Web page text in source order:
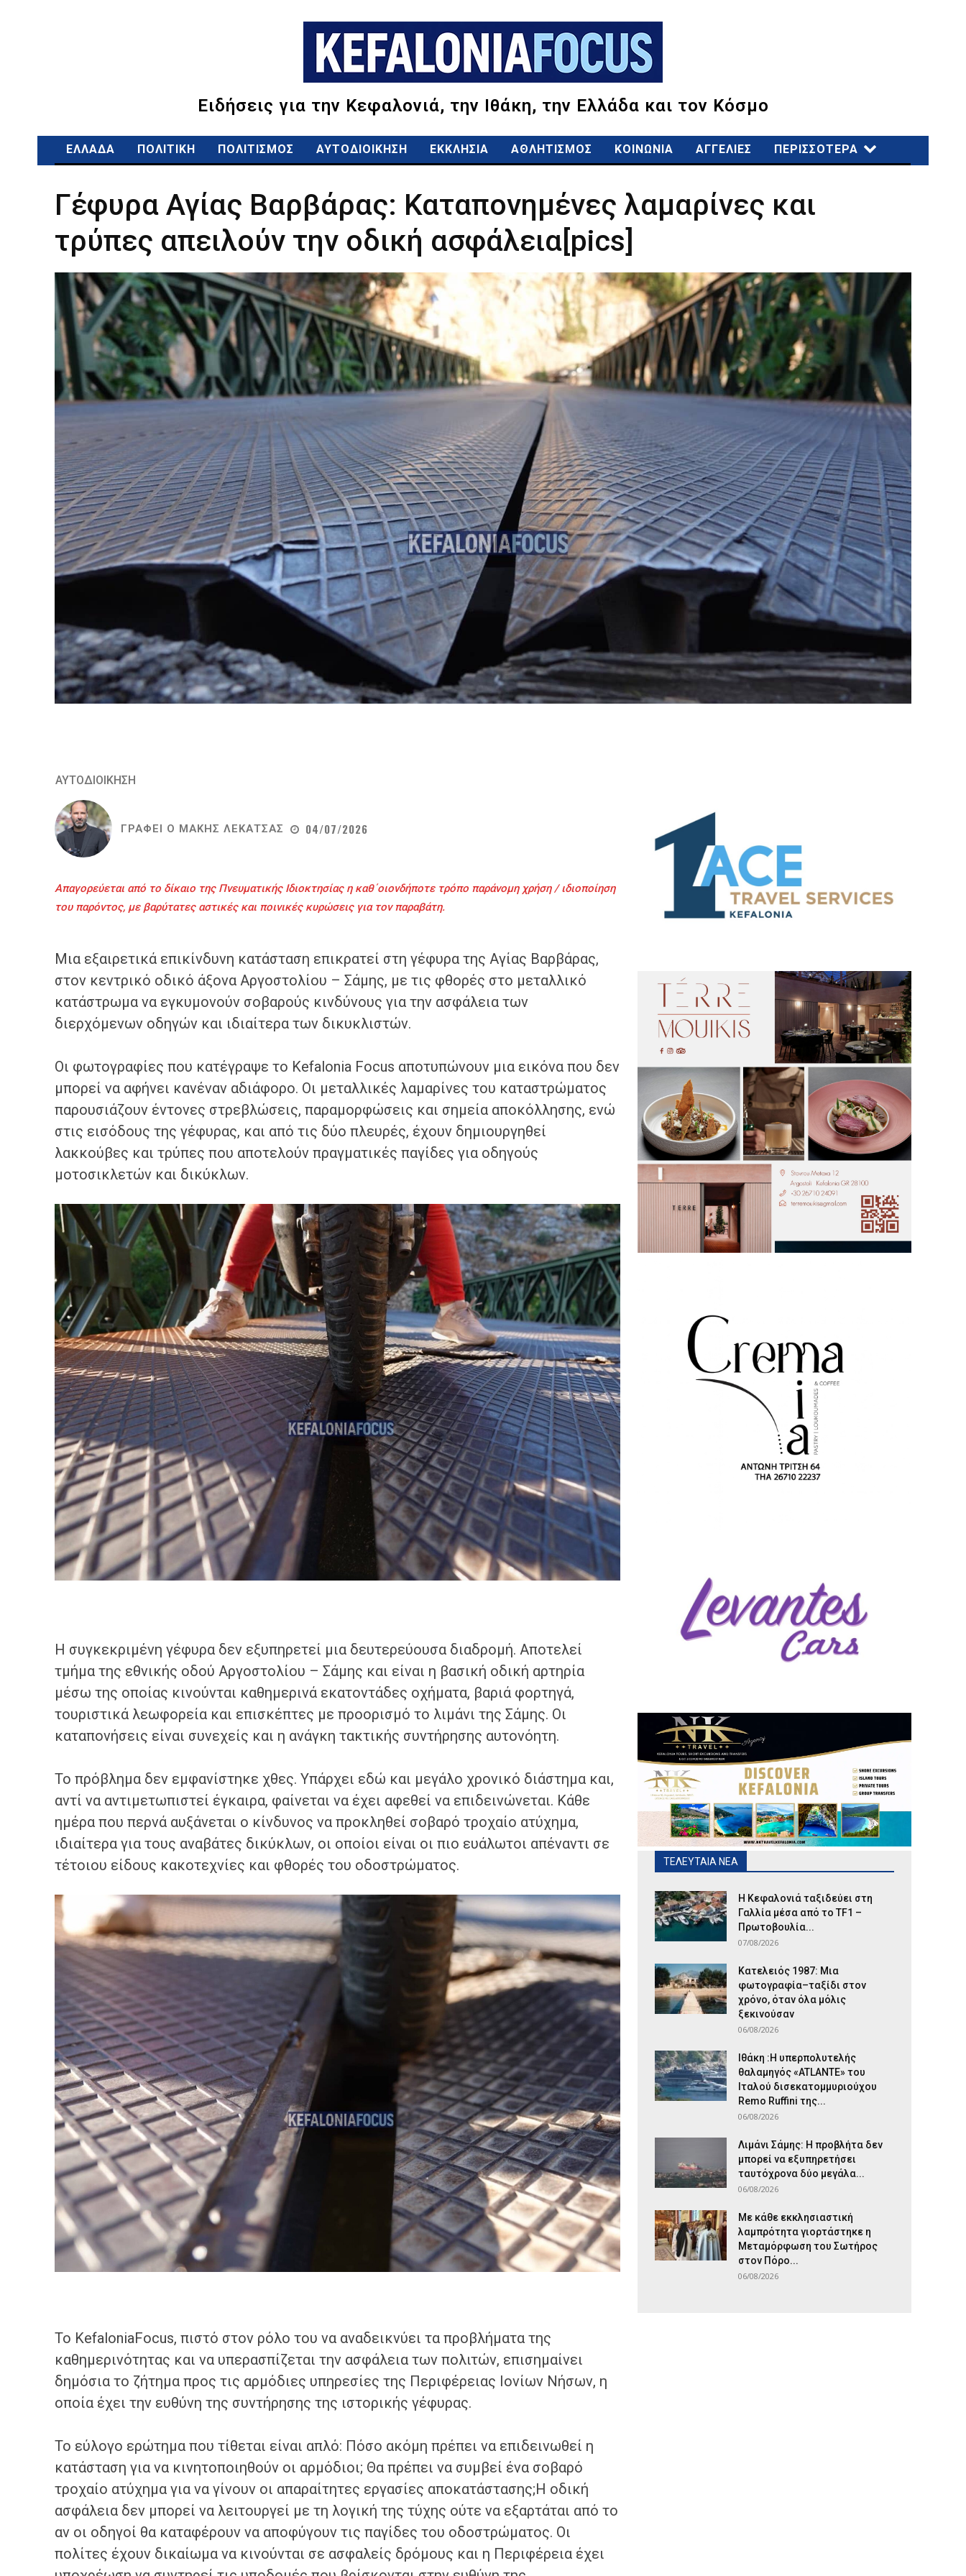
Ειδήσεις για την Κεφαλονιά, την Ιθάκη, την Ελλάδα και τον Κόσμο
ΕΛΛΑΔΑ ΠΟΛΙΤΙΚΗ ΠΟΛΙΤΙΣΜΟΣ ΑΥΤΟΔΙΟΙΚΗΣΗ ΕΚΚΛΗΣΙΑ ΑΘΛΗΤΙΣΜΟΣ ΚΟΙΝΩΝΙΑ ΑΓΓΕΛΙΕΣ ΠΕΡΙΣΣΟΤΕΡΑ
Γέφυρα Αγίας Βαρβάρας: Καταπονημένες λαμαρίνες και
τρύπες απειλούν την οδική ασφάλεια[pics]
ΑΥΤΟΔΙΟΙΚΗΣΗ
ΓΡΑΦΕΙ Ο ΜΑΚΗΣ ΛΕΚΑΤΣΑΣ 04/07/2026
Απαγορεύεται από το δίκαιο της Πνευματικής Ιδιοκτησίας η καθ΄οιονδήποτε τρόπο παράνομη χρήση / ιδιοποίηση
του παρόντος, με βαρύτατες αστικές και ποινικές κυρώσεις για τον παραβάτη.
Μια εξαιρετικά επικίνδυνη κατάσταση επικρατεί στη γέφυρα της Αγίας Βαρβάρας,
στον κεντρικό οδικό άξονα Αργοστολίου – Σάμης, με τις φθορές στο μεταλλικό
κατάστρωμα να εγκυμονούν σοβαρούς κινδύνους για την ασφάλεια των
διερχόμενων οδηγών και ιδιαίτερα των δικυκλιστών.
Οι φωτογραφίες που κατέγραψε το Kefalonia Focus αποτυπώνουν μια εικόνα που δεν
μπορεί να αφήνει κανέναν αδιάφορο. Οι μεταλλικές λαμαρίνες του καταστρώματος
παρουσιάζουν έντονες στρεβλώσεις, παραμορφώσεις και σημεία αποκόλλησης, ενώ
στις εισόδους της γέφυρας, και από τις δύο πλευρές, έχουν δημιουργηθεί
λακκούβες και τρύπες που αποτελούν πραγματικές παγίδες για οδηγούς
μοτοσικλετών και δικύκλων.
Η συγκεκριμένη γέφυρα δεν εξυπηρετεί μια δευτερεύουσα διαδρομή. Αποτελεί
τμήμα της εθνικής οδού Αργοστολίου – Σάμης και είναι η βασική οδική αρτηρία
μέσω της οποίας κινούνται καθημερινά εκατοντάδες οχήματα, βαριά φορτηγά,
τουριστικά λεωφορεία και επισκέπτες με προορισμό το λιμάνι της Σάμης. Οι
καταπονήσεις είναι συνεχείς και η ανάγκη τακτικής συντήρησης αυτονόητη.
Το πρόβλημα δεν εμφανίστηκε χθες. Υπάρχει εδώ και μεγάλο χρονικό διάστημα και,
αντί να αντιμετωπιστεί έγκαιρα, φαίνεται να έχει αφεθεί να επιδεινώνεται. Κάθε
ημέρα που περνά αυξάνεται ο κίνδυνος να προκληθεί σοβαρό τροχαίο ατύχημα,
ιδιαίτερα για τους αναβάτες δικύκλων, οι οποίοι είναι οι πιο ευάλωτοι απέναντι σε
τέτοιου είδους κακοτεχνίες και φθορές του οδοστρώματος.
Το KefaloniaFocus, πιστό στον ρόλο του να αναδεικνύει τα προβλήματα της
καθημερινότητας και να υπερασπίζεται την ασφάλεια των πολιτών, επισημαίνει
δημόσια το ζήτημα προς τις αρμόδιες υπηρεσίες της Περιφέρειας Ιονίων Νήσων, η
οποία έχει την ευθύνη της συντήρησης της ιστορικής γέφυρας.
Το εύλογο ερώτημα που τίθεται είναι απλό: Πόσο ακόμη πρέπει να επιδεινωθεί η
κατάσταση για να κινητοποιηθούν οι αρμόδιοι; Θα πρέπει να συμβεί ένα σοβαρό
τροχαίο ατύχημα για να γίνουν οι απαραίτητες εργασίες αποκατάστασης;Η οδική
ασφάλεια δεν μπορεί να λειτουργεί με τη λογική της τύχης ούτε να εξαρτάται από το
αν οι οδηγοί θα καταφέρουν να αποφύγουν τις παγίδες του οδοστρώματος. Οι
πολίτες έχουν δικαίωμα να κινούνται σε ασφαλείς δρόμους και η Περιφέρεια έχει
ΤΕΛΕΥΤΑΙΑ ΝΕΑ
Η Κεφαλονιά ταξιδεύει στη
Γαλλία μέσα από το TF1 –
Πρωτοβουλία...
07/08/2026
Κατελειός 1987: Μια
φωτογραφία–ταξίδι στον
χρόνο, όταν όλα μόλις
ξεκινούσαν
06/08/2026
Ιθάκη :Η υπερπολυτελής
θαλαμηγός «ATLANTE» του
Ιταλού δισεκατομμυριούχου
Remo Ruffini της...
06/08/2026
Λιμάνι Σάμης: Η προβλήτα δεν
μπορεί να εξυπηρετήσει
ταυτόχρονα δύο μεγάλα...
06/08/2026
Με κάθε εκκλησιαστική
λαμπρότητα γιορτάστηκε η
Μεταμόρφωση του Σωτήρος
στον Πόρο...
06/08/2026